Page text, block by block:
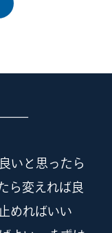
いと思ったら
ら変えれば良
めればいい